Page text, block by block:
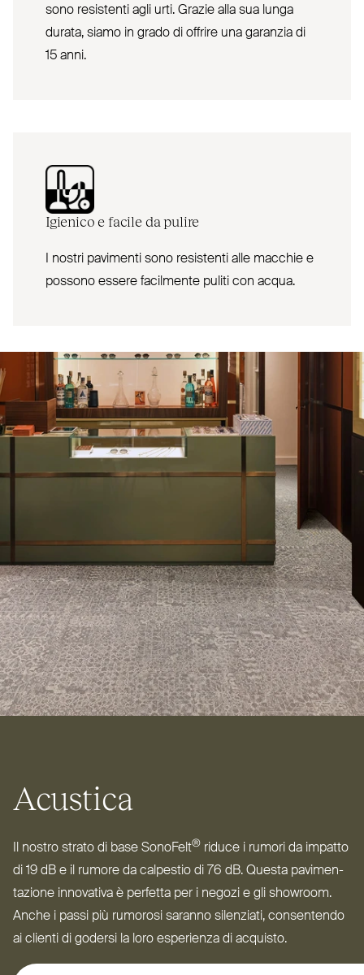
sono resistenti agli urti. Grazie alla sua lunga
durata, siamo in grado di offrire una garanzia di
15 anni.
Igienico e facile da pulire
I nostri pavimenti sono resistenti alle macchie e
possono essere facilmente puliti con acqua.
Acustica
Il nostro strato di base SonoFelt® riduce i rumori da impatto
di 19 dB e il rumore da calpestio di 76 dB. Questa pavi­men­
tazione innovativa è perfetta per i negozi e gli showroom.
Anche i passi più rumorosi saranno silenziati, con­sentendo
ai clienti di godersi la loro esperienza di acquisto.